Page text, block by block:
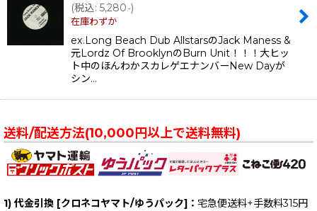
(税込: 5,280.-)
在庫わずか
ex.Long Beach Dub AllstarsのJack Maness &
元Lordz Of BrooklynのBurn Unit！！！大ヒッ
ト中のほんわかスカレゲエナンバーNew Dayが
シン…
送料/配送方法(10,000円以上で送料無料)
1) 代金引換 [クロネコヤマト/ゆうパック]： 宅急便送料+手数料315円